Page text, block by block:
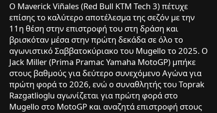
Ο Maverick Viñales (Red Bull KTM Tech 3) πέτυχε
επίσης το καλύτερο αποτέλεσμα της σεζόν με την
11η θέση στην επιστροφή του στη δράση και
βρισκόταν μέσα στην πρώτη δεκάδα σε όλο το
αγωνιστικό Σαββατοκύριακο του Mugello το 2025. Ο
Jack Miller (Prima Pramac Yamaha MotoGP) μπήκε
στους βαθμούς για δεύτερο συνεχόμενο Αγώνα για
πρώτη φορά το 2026, ενώ ο συναθλητής του Toprak
Razgatlioglu αγωνίζεται για πρώτη φορά στο
Mugello στο MotoGP και αναζητά επιστροφή στους